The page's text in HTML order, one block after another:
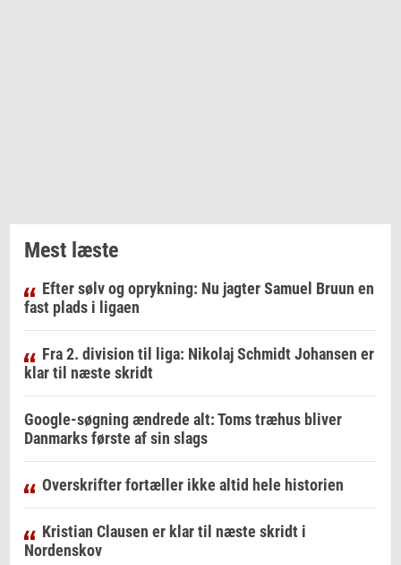
Mest læste
Efter sølv og oprykning: Nu jagter Samuel Bruun en
fast plads i ligaen
Fra 2. division til liga: Nikolaj Schmidt Johansen er
klar til næste skridt
Google-søgning ændrede alt: Toms træhus bliver
Danmarks første af sin slags
Overskrifter fortæller ikke altid hele historien
Kristian Clausen er klar til næste skridt i
Nordenskov